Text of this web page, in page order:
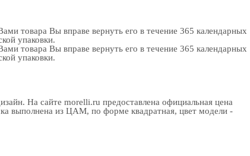
товара Вы вправе вернуть его в течение 365 календарных
упаковки.
товара Вы вправе вернуть его в течение 365 календарных
упаковки.
На сайте morelli.ru предоставлена официальная цена
выполнена из ЦАМ, по форме квадратная, цвет модели -